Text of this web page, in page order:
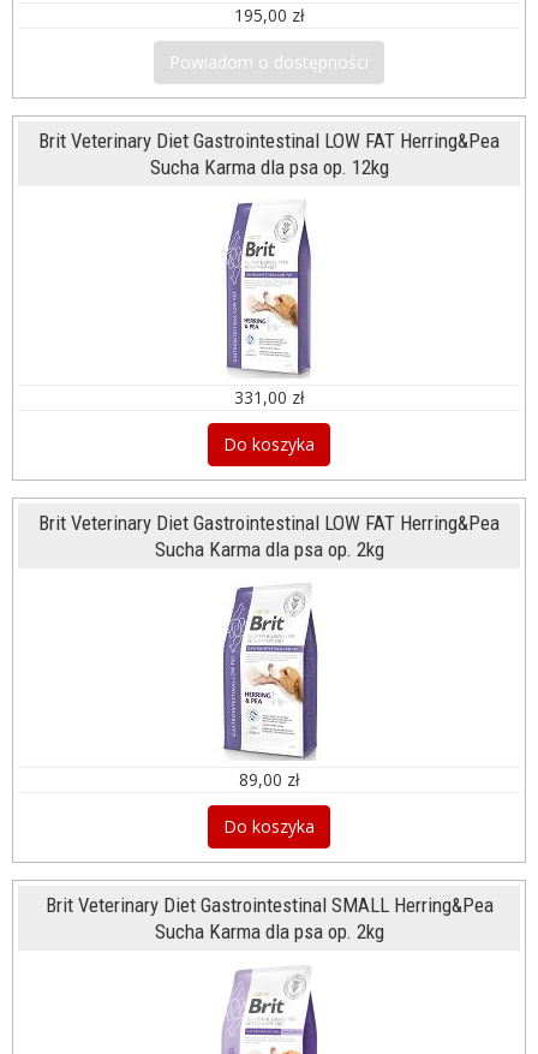
195,00 zł
Powiadom o dostępności
Brit Veterinary Diet Gastrointestinal LOW FAT Herring&Pea
Sucha Karma dla psa op. 12kg
331,00 zł
Do koszyka
Brit Veterinary Diet Gastrointestinal LOW FAT Herring&Pea
Sucha Karma dla psa op. 2kg
89,00 zł
Do koszyka
Brit Veterinary Diet Gastrointestinal SMALL Herring&Pea
Sucha Karma dla psa op. 2kg